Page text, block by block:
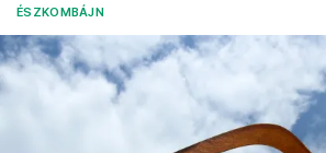
ÉSZKOMBÁJN